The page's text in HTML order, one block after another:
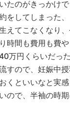
たのがきっかけ
をしてしまった
えてこなくなり
時間も費用も費
万円くらいだっ
すので、妊娠中
くといいなと実
ので、半袖の時